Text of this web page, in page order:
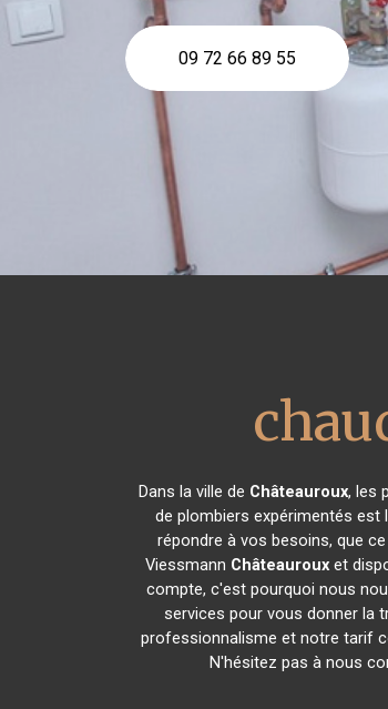
09 72 66 89 55
Dans la ville de Châteauroux, les
de plombiers expérimentés est
répondre à vos besoins, que
Viessmann Châteauroux et
compte, c'est pourquoi nous
services pour vous donner la
professionnalisme et notre tarif
N'hésitez pas à nous